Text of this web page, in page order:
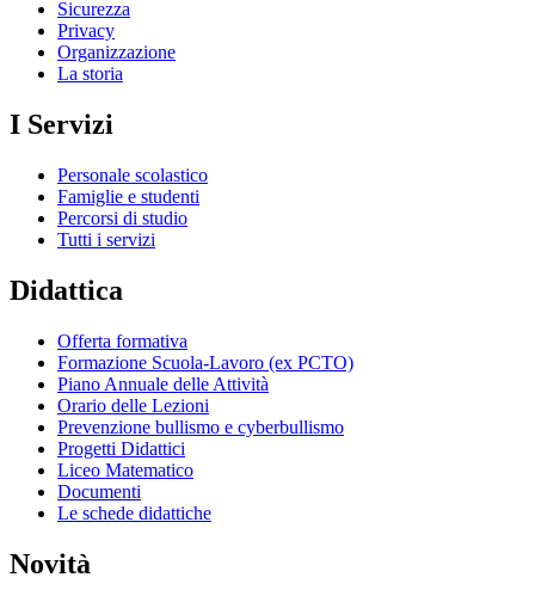
Sicurezza
Privacy
Organizzazione
La storia
I Servizi
Personale scolastico
Famiglie e studenti
Percorsi di studio
Tutti i servizi
Didattica
Offerta formativa
Formazione Scuola-Lavoro (ex PCTO)
Piano Annuale delle Attività
Orario delle Lezioni
Prevenzione bullismo e cyberbullismo
Progetti Didattici
Liceo Matematico
Documenti
Le schede didattiche
Novità